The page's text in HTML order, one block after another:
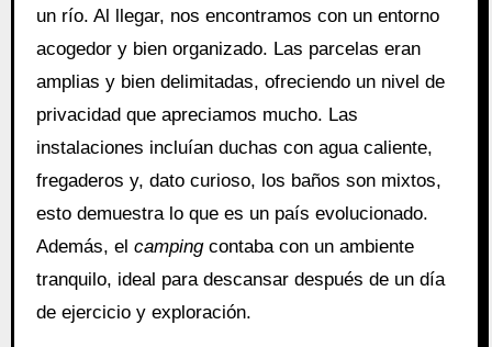
un río. Al llegar, nos encontramos con un entorno
acogedor y bien organizado. Las parcelas eran
amplias y bien delimitadas, ofreciendo un nivel de
privacidad que apreciamos mucho. Las
instalaciones incluían duchas con agua caliente,
fregaderos y, dato curioso, los baños son mixtos,
esto demuestra lo que es un país evolucionado.
Además, el campingcontaba con un ambiente
tranquilo, ideal para descansar después de un día
de ejercicio y exploración.